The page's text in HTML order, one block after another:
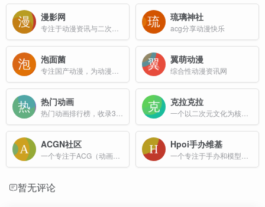
漫影网 琉璃神社
acg分享动漫快乐
泡面菌 翼萌动漫
综合性动漫资讯网
热门动画 克拉克拉
ACGN社区 Hpoi手办维基
暂无评论